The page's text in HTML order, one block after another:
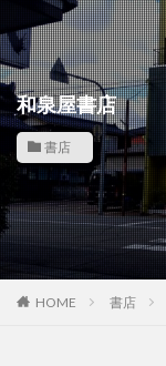
和泉屋書店
書店
HOME 書店